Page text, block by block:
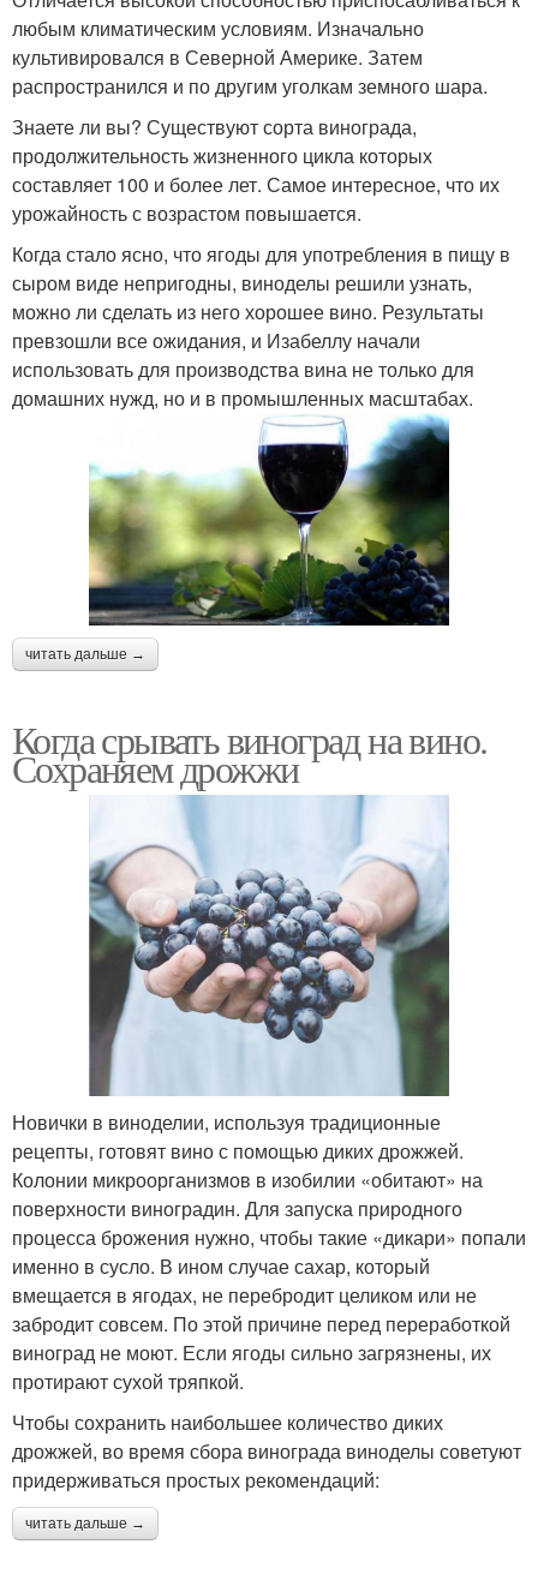
любым климатическим условиям. Изначально
культивировался в Северной Америке. Затем
распространился и по другим уголкам земного шара.
Знаете ли вы? Существуют сорта винограда,
продолжительность жизненного цикла которых
составляет 100 и более лет. Самое интересное, что их
урожайность с возрастом повышается.
Когда стало ясно, что ягоды для употребления в пищу в
сыром виде непригодны, виноделы решили узнать,
можно ли сделать из него хорошее вино. Результаты
превзошли все ожидания, и Изабеллу начали
использовать для производства вина не только для
домашних нужд, но и в промышленных масштабах.
читать дальше →
Когда срывать виноград на вино.
Сохраняем дрожжи
Новички в виноделии, используя традиционные
рецепты, готовят вино с помощью диких дрожжей.
Колонии микроорганизмов в изобилии «обитают» на
поверхности виноградин. Для запуска природного
процесса брожения нужно, чтобы такие «дикари» попали
именно в сусло. В ином случае сахар, который
вмещается в ягодах, не перебродит целиком или не
забродит совсем. По этой причине перед переработкой
виноград не моют. Если ягоды сильно загрязнены, их
протирают сухой тряпкой.
Чтобы сохранить наибольшее количество диких
дрожжей, во время сбора винограда виноделы советуют
придерживаться простых рекомендаций:
читать дальше →